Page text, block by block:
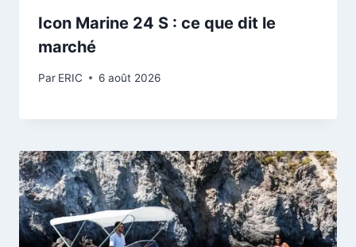
Icon Marine 24 S : ce que dit le
marché
Par ERIC 6 août 2026